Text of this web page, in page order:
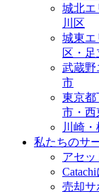
城北エ
川区
城東エ
区・
武蔵野
市
東京都
市・西
川崎
私たちのサ
アセ
売却サ